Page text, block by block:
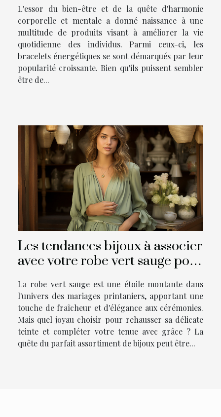
quotidien
L'essor du bien-être et de la quête d'harmonie
corporelle et mentale a donné naissance à une
multitude de produits visant à améliorer la vie
quotidienne des individus. Parmi ceux-ci, les
bracelets énergétiques se sont démarqués par leur
popularité croissante. Bien qu'ils puissent sembler
être de...
Les tendances bijoux à associer
avec votre robe vert sauge pour
un mariage printanier
La robe vert sauge est une étoile montante dans
l'univers des mariages printaniers, apportant une
touche de fraîcheur et d'élégance aux cérémonies.
Mais quel joyau choisir pour rehausser sa délicate
teinte et compléter votre tenue avec grâce ? La
quête du parfait assortiment de bijoux peut être...